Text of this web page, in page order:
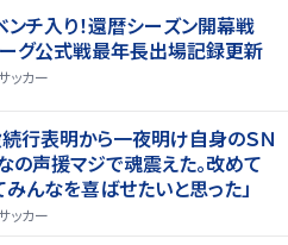
ンチ入り！還暦シーズン開幕戦
グ公式戦最年長出場記録更新
ッカー
行表明から一夜明け自身のＳＮ
の声援マジで魂震えた。改めて
んなを喜ばせたいと思った」
ッカー